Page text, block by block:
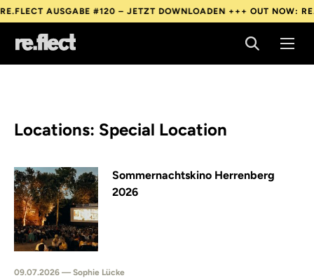
AUSGABE #120 – JETZT DOWNLOADEN +++OUT NOW: RE.FLECT
AUSGABE #120 – JETZT DOWNLOADEN +++
Locations: Special Location
Sommernachtskino Herrenberg
2026
09.07.2026 — Sophie Lücke